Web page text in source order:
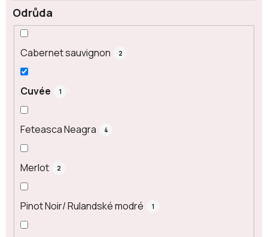
Odrůda
Cabernet sauvignon 2
Cuvée 1
Feteasca Neagra 4
Merlot 2
Pinot Noir/ Rulandské modré 1